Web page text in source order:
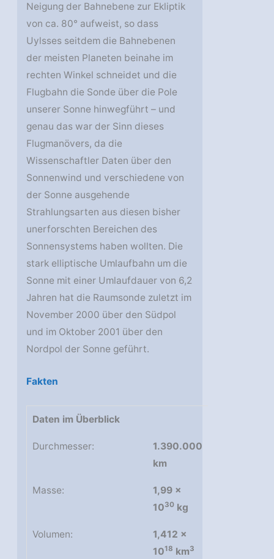
Neigung der Bahnebene zur Ekliptik
von ca. 80° aufweist, so dass
Uylsses seitdem die Bahnebenen
der meisten Planeten beinahe im
rechten Winkel schneidet und die
Flugbahn die Sonde über die Pole
unserer Sonne hinwegführt – und
genau das war der Sinn dieses
Flugmanövers, da die
Wissenschaftler Daten über den
Sonnenwind und verschiedene von
der Sonne ausgehende
Strahlungsarten aus diesen bisher
unerforschten Bereichen des
Sonnensystems haben wollten. Die
stark elliptische Umlaufbahn um die
Sonne mit einer Umlaufdauer von 6,2
Jahren hat die Raumsonde zuletzt im
November 2000 über den Südpol
und im Oktober 2001 über den
Nordpol der Sonne geführt.
Fakten
Daten im Überblick
Durchmesser:
1.390.000
km
Masse:
1,99 ×
1030 kg
Volumen:
1,412 ×
1018 km3